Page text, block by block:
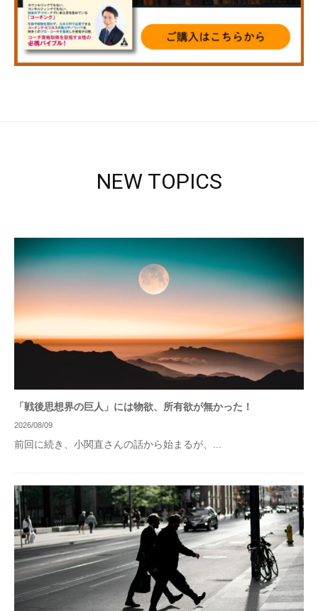
NEW TOPICS
「戦後思想界の巨人」には物欲、所有欲が無かった！
2026/08/09
前回に続き、小関直さんの話から始まるが、...